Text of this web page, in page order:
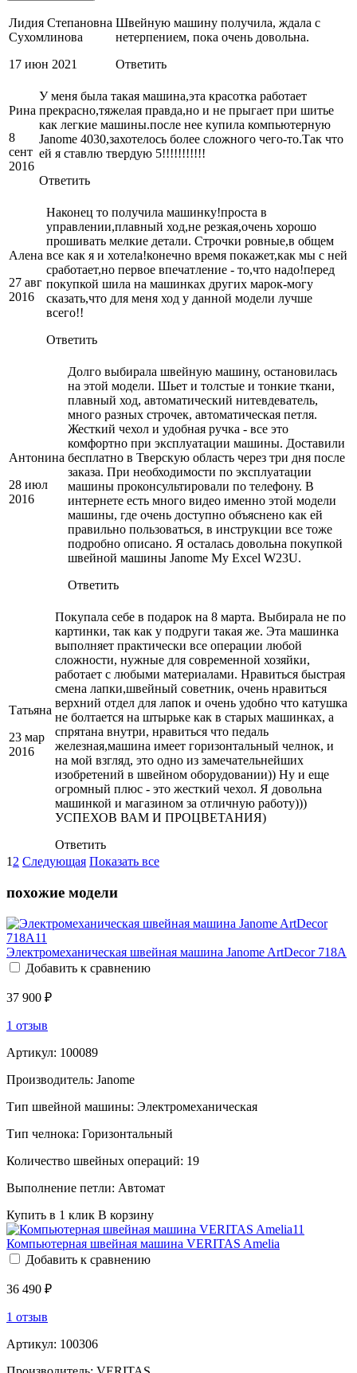
Лидия Степановна
Сухомлинова
17 июн 2021
Швейную машину получила, ждала с
нетерпением, пока очень довольна.
Ответить
Рина
8
сент
2016
У меня была такая машина,эта красотка работает
прекрасно,тяжелая правда,но и не прыгает при шитье
как легкие машины.после нее купила компьютерную
Janome 4030,захотелось более сложного чего-то.Так что
ей я ставлю твердую 5!!!!!!!!!!!
Ответить
Алена
27 авг
2016
Наконец то получила машинку!проста в
управлении,плавный ход,не резкая,очень хорошо
прошивать мелкие детали. Строчки ровные,в общем
все как я и хотела!конечно время покажет,как мы с ней
сработает,но первое впечатление - то,что надо!перед
покупкой шила на машинках других марок-могу
сказать,что для меня ход у данной модели лучше
всего!!
Ответить
Антонина
28 июл
2016
Долго выбирала швейную машину, остановилась
на этой модели. Шьет и толстые и тонкие ткани,
плавный ход, автоматический нитевдеватель,
много разных строчек, автоматическая петля.
Жесткий чехол и удобная ручка - все это
комфортно при эксплуатации машины. Доставили
бесплатно в Тверскую область через три дня после
заказа. При необходимости по эксплуатации
машины проконсультировали по телефону. В
интернете есть много видео именно этой модели
машины, где очень доступно объяснено как ей
правильно пользоваться, в инструкции все тоже
подробно описано. Я осталась довольна покупкой
швейной машины Janome My Excel W23U.
Ответить
Татьяна
23 мар
2016
Покупала себе в подарок на 8 марта. Выбирала не по
картинки, так как у подруги такая же. Эта машинка
выполняет практически все операции любой
сложности, нужные для современной хозяйки,
работает с любыми материалами. Нравиться быстрая
смена лапки,швейный советник, очень нравиться
верхний отдел для лапок и очень удобно что катушка
не болтается на штырьке как в старых машинках, а
спрятана внутри, нравиться что педаль
железная,машина имеет горизонтальный челнок, и
на мой взгляд, это одно из замечательнейших
изобретений в швейном оборудовании)) Ну и еще
огромный плюс - это жесткий чехол. Я довольна
машинкой и магазином за отличную работу)))
УСПЕХОВ ВАМ И ПРОЦВЕТАНИЯ)
Ответить
1 2 Следующая Показать все
похожие модели
Электромеханическая швейная машина Janome ArtDecor 718A
Добавить к сравнению
37 900 ₽
1 отзыв
Артикул: 100089
Производитель: Janome
Тип швейной машины: Электромеханическая
Тип челнока: Горизонтальный
Количество швейных операций: 19
Выполнение петли: Автомат
Купить в 1 клик В корзину
Компьютерная швейная машина VERITAS Amelia
Добавить к сравнению
36 490 ₽
1 отзыв
Артикул: 100306